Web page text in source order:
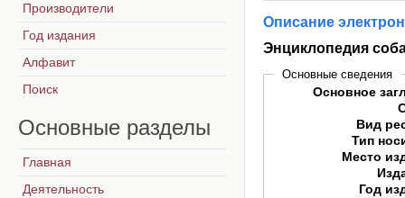
Описание
Энциклопедия
Основные сведения
Основное
Вид
Тип
Место
Год
Производители
Год издания
Алфавит
Поиск
Основные разделы
Главная
Деятельность